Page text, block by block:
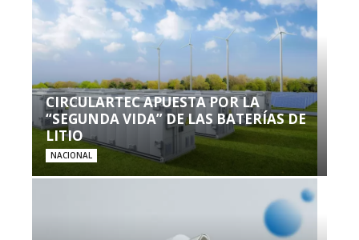
CIRCULARTEC APUESTA POR LA
“SEGUNDA VIDA” DE LAS BATERÍAS DE
LITIO
NACIONAL